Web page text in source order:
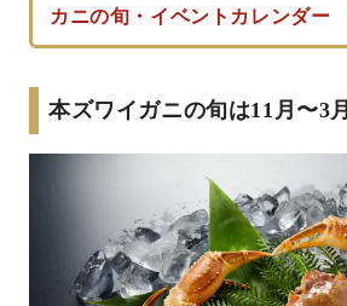
カニの旬・イベントカレンダー
本ズワイガニの旬は11月〜3月